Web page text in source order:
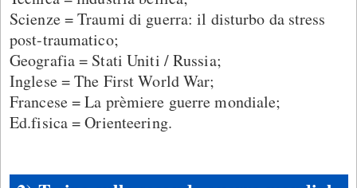
Scienze = Traumi di guerra: il disturbo da stress
post-traumatico;
Geografia = Stati Uniti / Russia;
Inglese = The First World War;
Francese = La prèmiere guerre mondiale;
Ed.fisica = Orienteering.